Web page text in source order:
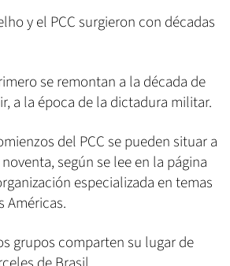
y el PCC surgieron con décadas
se remontan a la década de
a la época de la dictadura militar.
del PCC se pueden situar a
según se lee en la página
especializada en temas
Américas.
grupos comparten su lugar de